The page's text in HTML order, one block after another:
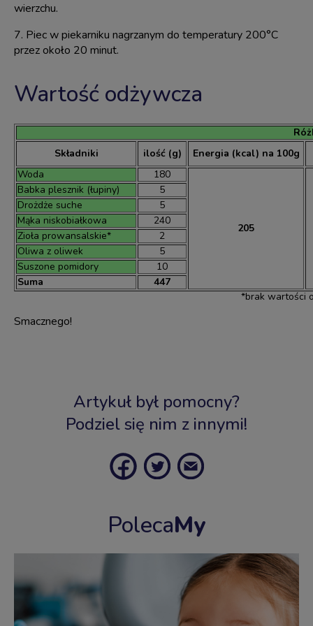
wierzchu.
7. Piec w piekarniku nagrzanym do temperatury 200°C
przez około 20 minut.
Wartość odżywcza
*brak wartości
Składniki
ilość (g)
Energia (kcal) na 100g
Woda
180
205
Babka plesznik (łupiny)
5
Drożdże suche
5
Mąka niskobiałkowa
240
Zioła prowansalskie*
2
Oliwa z oliwek
5
Suszone pomidory
10
Suma
447
Smacznego!
Artykuł był pomocny?
Podziel się nim z innymi!
PolecaMy